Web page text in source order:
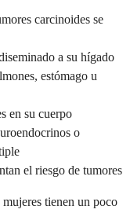
carcinoides se
a su hígado
estómago u
en su cuerpo
o
el riesgo de tumores
tienen un poco